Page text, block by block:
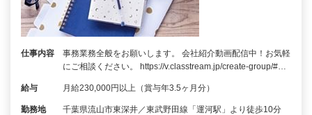
仕事内容
事務業務全般をお願いします。 会社紹介動画配信中！お気軽
にご相談ください。 https://v.classtream.jp/create-group/#…
給与 月給230,000円以上（賞与年3.5ヶ月分）
勤務地 千葉県流山市東深井／東武野田線「運河駅」より徒歩10分